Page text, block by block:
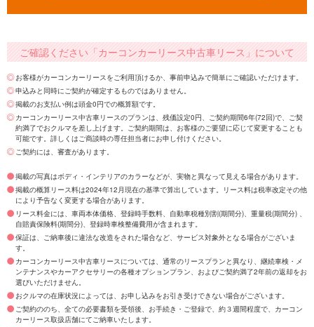
ご確認ください「カーコンカーリース中古車リース」について
お客様がカーコンカーリースをご利用頂けるか、事前申込みで簡単にご確認いただけます。
申込みと同時にご契約が確定するものではありません。
掲載のお支払い例は頭金0円での概算額です。
カーコンカーリース中古車リースのプランは、残価設定0円、ご契約期間6年(72回)で、ご契
約満了でおクルマを差し上げます。ご契約期間は、お客様のご要望に応じて変更することも
可能です。詳しくはご商談時の専任担当者にお申し付けください。
ご契約には、審査があります。
掲載の写真はボディ・インテリアのカラーなどが、実物と異なって見える場合があります。
掲載の概算リース料は2024年12月現在の基準で算出しています。リース料は税率改定その他
により予告なく変更する場合があります。
リース料金には、車両本体価格、登録時手数料、自動車税種別割(期間分)、重量税(期間分) 、
自賠責保険料(期間分)、登録時車検整備費用が含まれます。
保証は、ご納車後に違法な改造をされた場合など、サービス対象外となる場合がございま
す。
カーコンカーリース中古車リースについては、通常のリースプランと異なり、継続車検・メ
ンテナンスやカーアクセサリーの各種オプションプラン、およびご契約満了2年前の返却をお
選びいただけません。
おクルマの在庫状況によっては、お申し込みをお引き受けできない場合がございます。
ご契約ののち、全ての必要書類を受領後、お手続き・ご登録で、約３週間程度で、カーコン
カーリース取扱店舗にてご納車いたします。